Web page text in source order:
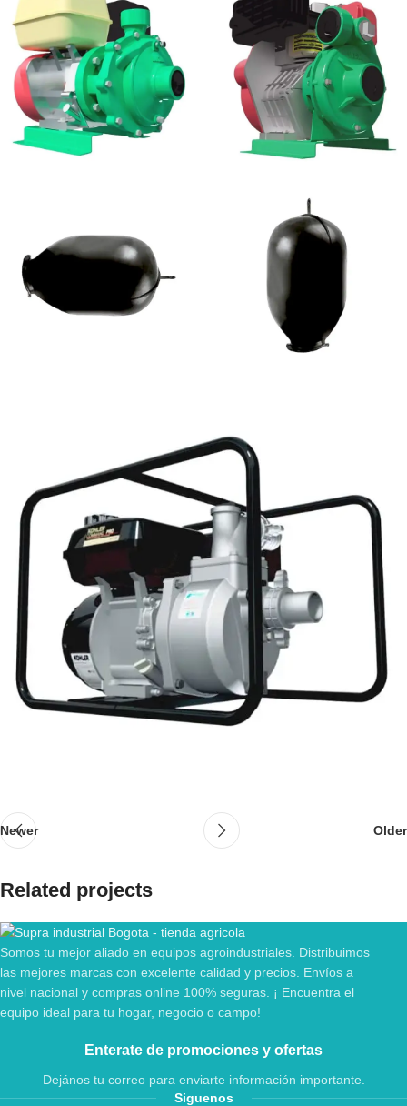
Newer Older
Related projects
Rhoncus quisque sollicitudin
Somos tu mejor aliado en equipos agroindustriales. Distribuimos
las mejores marcas con excelente calidad y precios. Envíos a
nivel nacional y compras online 100% seguras. ¡ Encuentra el
equipo ideal para tu hogar, negocio o campo!
Enterate de promociones y ofertas
Dejános tu correo para enviarte información importante.
Siguenos